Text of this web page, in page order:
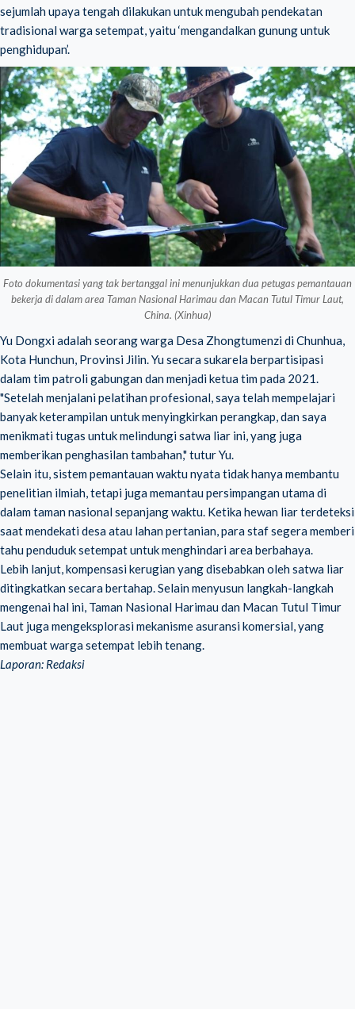
sejumlah upaya tengah dilakukan untuk mengubah pendekatan
tradisional warga setempat, yaitu ‘mengandalkan gunung untuk
penghidupan’.
Foto dokumentasi yang tak bertanggal ini menunjukkan dua petugas pemantauan
bekerja di dalam area Taman Nasional Harimau dan Macan Tutul Timur Laut,
China. (Xinhua)
Yu Dongxi adalah seorang warga Desa Zhongtumenzi di Chunhua,
Kota Hunchun, Provinsi Jilin. Yu secara sukarela berpartisipasi
dalam tim patroli gabungan dan menjadi ketua tim pada 2021.
"Setelah menjalani pelatihan profesional, saya telah mempelajari
banyak keterampilan untuk menyingkirkan perangkap, dan saya
menikmati tugas untuk melindungi satwa liar ini, yang juga
memberikan penghasilan tambahan," tutur Yu.
Selain itu, sistem pemantauan waktu nyata tidak hanya membantu
penelitian ilmiah, tetapi juga memantau persimpangan utama di
dalam taman nasional sepanjang waktu. Ketika hewan liar terdeteksi
saat mendekati desa atau lahan pertanian, para staf segera memberi
tahu penduduk setempat untuk menghindari area berbahaya.
Lebih lanjut, kompensasi kerugian yang disebabkan oleh satwa liar
ditingkatkan secara bertahap. Selain menyusun langkah-langkah
mengenai hal ini, Taman Nasional Harimau dan Macan Tutul Timur
Laut juga mengeksplorasi mekanisme asuransi komersial, yang
membuat warga setempat lebih tenang.
Laporan: Redaksi